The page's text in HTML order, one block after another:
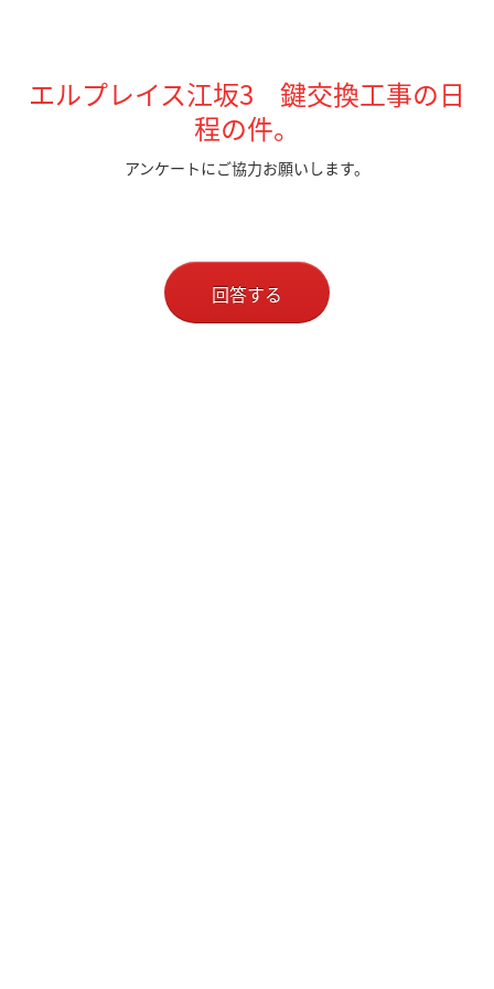
エルプレイス江坂3 鍵交換工事の日
程の件。
アンケートにご協力お願いします。
回答する